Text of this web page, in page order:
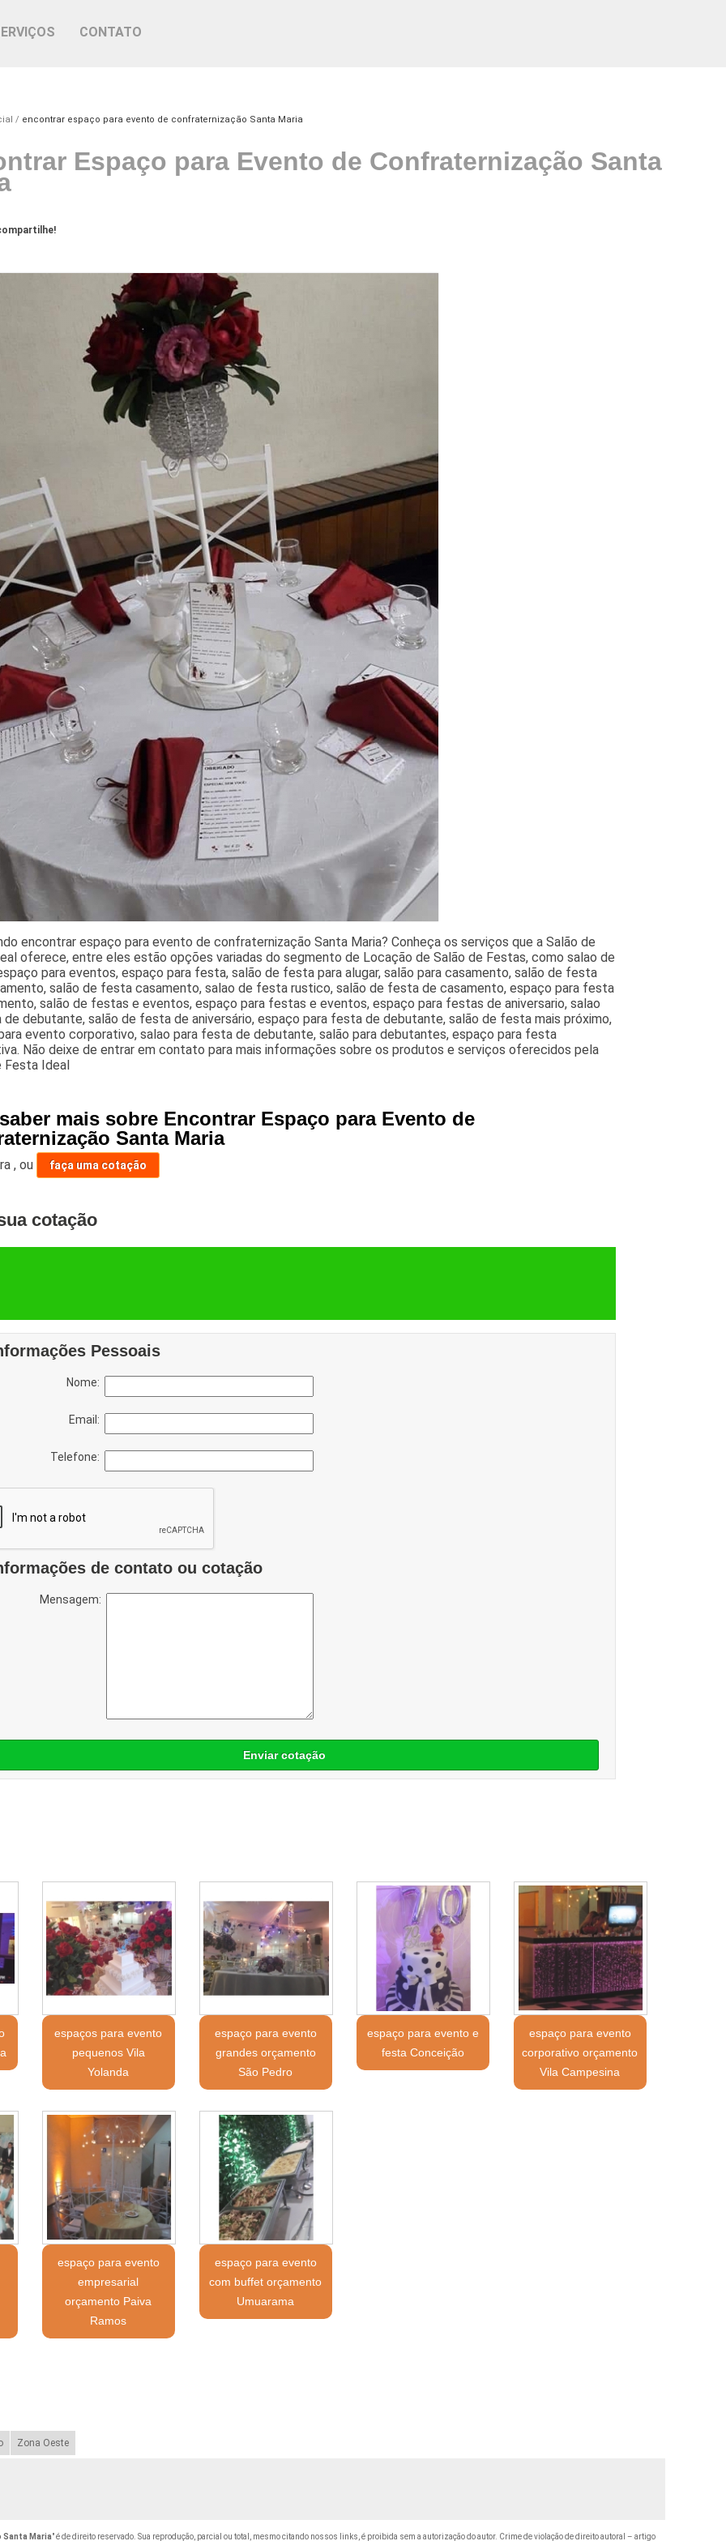
CONTATO
encontrar espaço para evento de confraternização Santa Maria
Espaço para Evento de Confraternização Santa
encontrar espaço para evento de confraternização Santa Maria? Conheça os serviços que a Salão de
oferece, entre eles estão opções variadas do segmento de Locação de Salão de Festas, como salao de
para eventos, espaço para festa, salão de festa para alugar, salão para casamento, salão de festa
salão de festa casamento, salao de festa rustico, salão de festa de casamento, espaço para festa
salão de festas e eventos, espaço para festas e eventos, espaço para festas de aniversario, salao
debutante, salão de festa de aniversário, espaço para festa de debutante, salão de festa mais próximo,
evento corporativo, salao para festa de debutante, salão para debutantes, espaço para festa
Não deixe de entrar em contato para mais informações sobre os produtos e serviços oferecidos pela
Festa Ideal
mais sobre Encontrar Espaço para Evento de
Santa Maria
,ou faça uma cotação
cotação
Pessoais
Nome:
Email:
Telefone:
de contato ou cotação
Mensagem:
Enviar cotação
espaços para evento
pequenos Vila
Yolanda
espaço para evento
grandes orçamento
São Pedro
espaço para evento e
festa Conceição
espaço para evento
corporativo orçamento
Vila Campesina
espaço para evento
empresarial
orçamento Paiva
Ramos
espaço para evento
com buffet orçamento
Umuarama
Zona Oeste
Maria" é de direito reservado. Sua reprodução, parcial ou total, mesmo citando nossos links, é proibida sem a autorização do autor. Crime de violação de direito autoral – artigo